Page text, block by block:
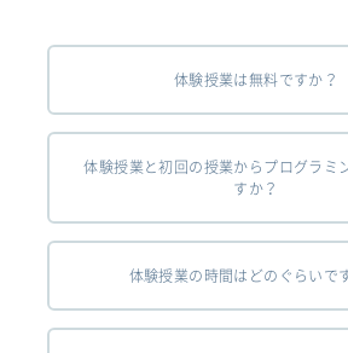
体験授業は無料ですか？
体験授業と初回の授業からプログラミ
すか？
体験授業の時間はどのぐらいで